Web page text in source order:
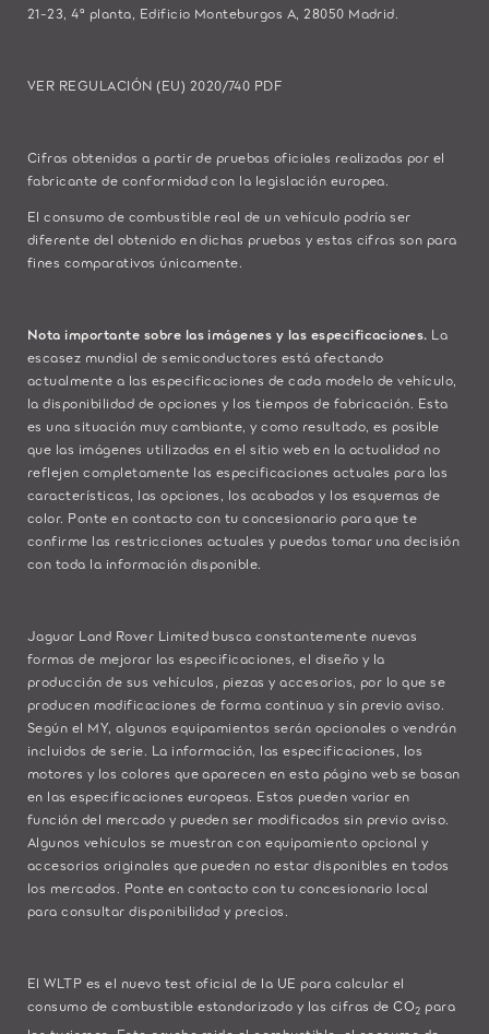
21-23, 4ª planta, Edificio Monteburgos A, 28050 Madrid.
VER REGULACIÓN (EU) 2020/740 PDF
Cifras obtenidas a partir de pruebas oficiales realizadas por el
fabricante de conformidad con la legislación europea.
El consumo de combustible real de un vehículo podría ser
diferente del obtenido en dichas pruebas y estas cifras son para
fines comparativos únicamente.
Nota importante sobre las imágenes y las especificaciones. La
escasez mundial de semiconductores está afectando
actualmente a las especificaciones de cada modelo de vehículo,
la disponibilidad de opciones y los tiempos de fabricación. Esta
es una situación muy cambiante, y como resultado, es posible
que las imágenes utilizadas en el sitio web en la actualidad no
reflejen completamente las especificaciones actuales para las
características, las opciones, los acabados y los esquemas de
color. Ponte en contacto con tu concesionario para que te
confirme las restricciones actuales y puedas tomar una decisión
con toda la información disponible.
Jaguar Land Rover Limited busca constantemente nuevas
formas de mejorar las especificaciones, el diseño y la
producción de sus vehículos, piezas y accesorios, por lo que se
producen modificaciones de forma continua y sin previo aviso.
Según el MY, algunos equipamientos serán opcionales o vendrán
incluidos de serie. La información, las especificaciones, los
motores y los colores que aparecen en esta página web se basan
en las especificaciones europeas. Estos pueden variar en
función del mercado y pueden ser modificados sin previo aviso.
Algunos vehículos se muestran con equipamiento opcional y
accesorios originales que pueden no estar disponibles en todos
los mercados. Ponte en contacto con tu concesionario local
para consultar disponibilidad y precios.
El WLTP es el nuevo test oficial de la UE para calcular el
consumo de combustible estandarizado y las cifras de CO2 para